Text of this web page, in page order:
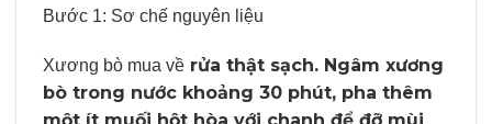
Bước 1: Sơ chế nguyên liệu
Xương bò mua về rửa thật sạch. Ngâm xương
bò trong nước khoảng 30 phút, pha thêm